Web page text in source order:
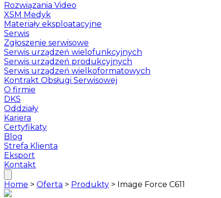
Rozwiązania Video
XSM Medyk
Materiały eksploatacyjne
Serwis
Zgłoszenie serwisowe
Serwis urządzeń wielofunkcyjnych
Serwis urządzeń produkcyjnych
Serwis urządzeń wielkoformatowych
Kontrakt Obsługi Serwisowej
O firmie
DKS
Oddziały
Kariera
Certyfikaty
Blog
Strefa Klienta
Eksport
Kontakt
Home > Oferta > Produkty > Image Force C611